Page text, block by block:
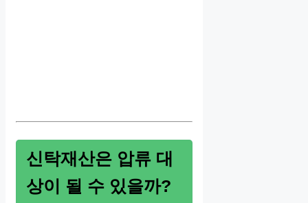
신탁재산은 압류 대
상이 될 수 있을까?